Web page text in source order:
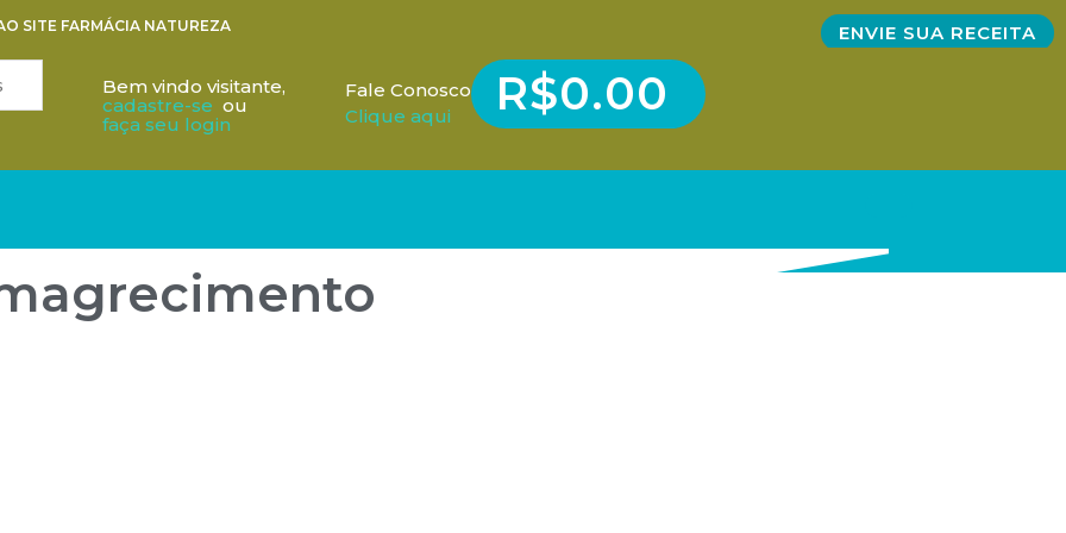
SITE FARMÁCIA NATUREZA ENVIE SUA RECEITA
Bem vindo visitante,
cadastre-se ou
faça seu login
Fale Conosco
Clique aqui
R$0.00 CART